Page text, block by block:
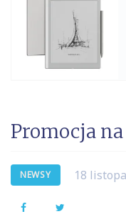
Promocja
NEWSY 18
Facebook